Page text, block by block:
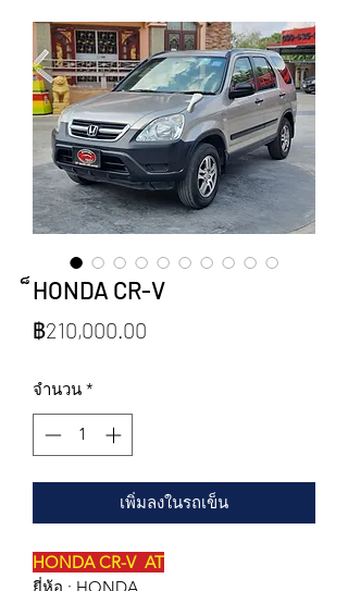
็HONDA CR-V
฿210,000.00
จำนวน *
เพิ่มลงในรถเข็น
HONDA CR-V AT
ยี่ห้อ : HONDA